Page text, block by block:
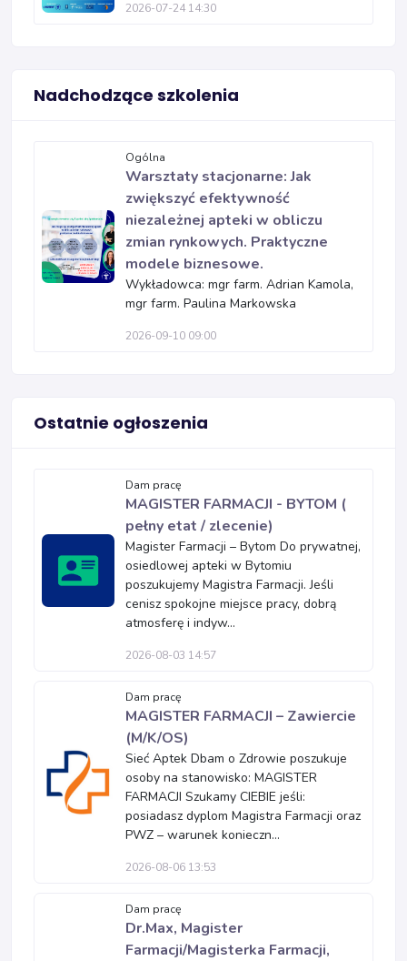
2026-07-24 14:30
Nadchodzące szkolenia
Ogólna
Warsztaty stacjonarne: Jak
zwiększyć efektywność
niezależnej apteki w obliczu
zmian rynkowych. Praktyczne
modele biznesowe.
Wykładowca: mgr farm. Adrian Kamola,
mgr farm. Paulina Markowska
2026-09-10 09:00
Ostatnie ogłoszenia
Dam pracę
MAGISTER FARMACJI - BYTOM (
pełny etat / zlecenie)
Magister Farmacji – Bytom Do prywatnej,
osiedlowej apteki w Bytomiu
poszukujemy Magistra Farmacji. Jeśli
cenisz spokojne miejsce pracy, dobrą
atmosferę i indyw...
2026-08-03 14:57
Dam pracę
MAGISTER FARMACJI – Zawiercie
(M/K/OS)
Sieć Aptek Dbam o Zdrowie poszukuje
osoby na stanowisko: MAGISTER
FARMACJI Szukamy CIEBIE jeśli:
posiadasz dyplom Magistra Farmacji oraz
PWZ – warunek konieczn...
2026-08-06 13:53
Dam pracę
Dr.Max, Magister
Farmacji/Magisterka Farmacji,